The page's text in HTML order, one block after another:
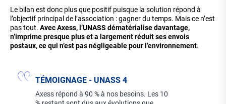
Le bilan est donc plus que positif puisque la solution répond à
l’objectif principal de l’association : gagner du temps. Mais ce n’est
pas tout. Avec Axess, l’UNASS dématérialise davantage,
n’imprime presque plus et a largement réduit ses envois
postaux, ce qui n’est pas négligeable pour l’environnement.
TÉMOIGNAGE - UNASS 4
Axess répond à 90 % à nos besoins. Les 10